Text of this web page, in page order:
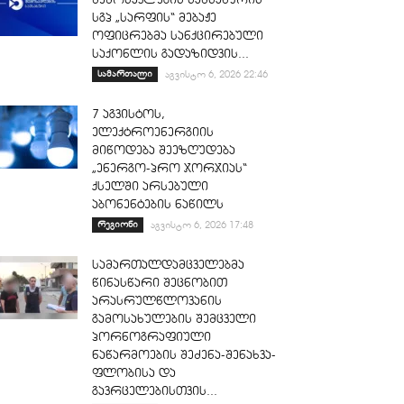
სგპ „სარფის“ მებაჟე
ოფიცრებმა სანქცირებული
საქონლის გადაზიდვის...
სამართალი აგვისტო 6, 2026 22:46
7 აგვისტოს,
ელექტროენერგიის
მიწოდება შეეზღუდება
„ენერგო-პრო ჯორჯიას“
ქსელში არსებული
აბონენტების ნაწილს
რეგიონი აგვისტო 6, 2026 17:48
სამართალდამცველებმა
წინასწარი შეცნობით
არასრულწლოვანის
გამოსახულების შემცველი
პორნოგრაფიული
ნაწარმოების შეძენა-შენახვა-
ფლობისა და
გავრცელებისთვის...